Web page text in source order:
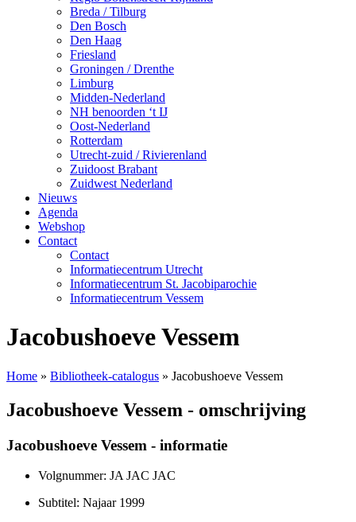
Breda / Tilburg
Den Bosch
Den Haag
Friesland
Groningen / Drenthe
Limburg
Midden-Nederland
NH benoorden ‘t IJ
Oost-Nederland
Rotterdam
Utrecht-zuid / Rivierenland
Zuidoost Brabant
Zuidwest Nederland
Nieuws
Agenda
Webshop
Contact
Contact
Informatiecentrum Utrecht
Informatiecentrum St. Jacobiparochie
Informatiecentrum Vessem
Jacobushoeve Vessem
Home » Bibliotheek-catalogus » Jacobushoeve Vessem
Jacobushoeve Vessem - omschrijving
Jacobushoeve Vessem - informatie
Volgnummer: JA JAC JAC
Subtitel: Najaar 1999